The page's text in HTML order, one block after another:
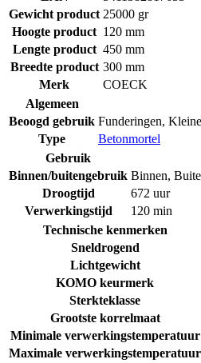
Gewicht product 25000 gr
Hoogte product 120 mm
Lengte product 450 mm
Breedte product 300 mm
Merk
COECK
Algemeen
Beoogd gebruik Funderingen,
Type
Betonmortel
Gebruik
Binnen/buitengebruik Binnen,
Droogtijd
672 uur
Verwerkingstijd
120 min
Technische kenmerken
Sneldrogend
Lichtgewicht
KOMO keurmerk
Sterkteklasse
Grootste korrelmaat
Minimale verwerkingstemperatuur
Maximale verwerkingstemperatuur